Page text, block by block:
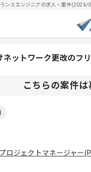
ンスエンジニアの求人・案件
ネットワーク更改のフ
こちらの案件
プロジェクトマネージャー